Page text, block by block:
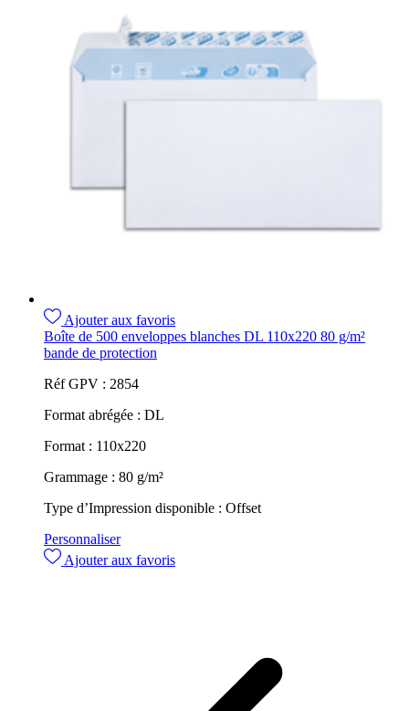
Ajouter aux favoris
Boîte de 500 enveloppes blanches DL 110x220 80 g/m²
bande de protection
Réf GPV : 2854
Format abrégée : DL
Format : 110x220
Grammage : 80 g/m²
Type d’Impression disponible : Offset
Personnaliser
Ajouter aux favoris